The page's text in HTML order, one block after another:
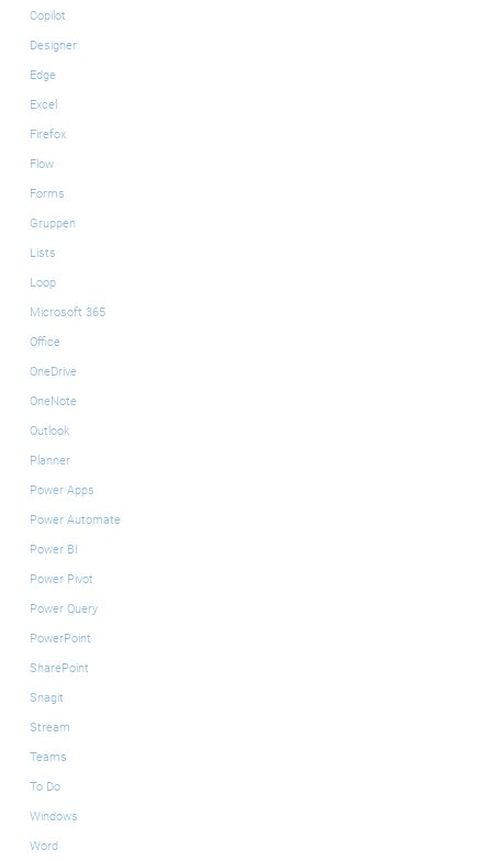
Copilot
Designer
Edge
Excel
Firefox
Flow
Forms
Gruppen
Lists
Loop
Microsoft 365
Office
OneDrive
OneNote
Outlook
Planner
Power Apps
Power Automate
Power BI
Power Pivot
Power Query
PowerPoint
SharePoint
Snagit
Stream
Teams
To Do
Windows
Word